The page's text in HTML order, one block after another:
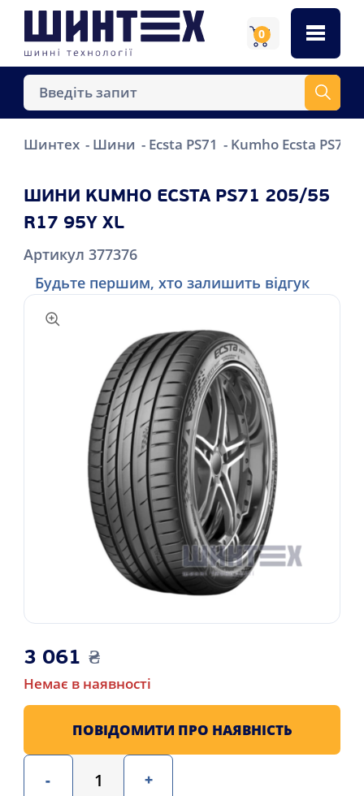
0
Шинтех Шини Ecsta PS71 Kumho Ecsta PS71
ШИНИ KUMHO ECSTA PS71 205/55
R17 95Y XL
Артикул 377376
Будьте першим, хто залишить відгук
3 061 ₴
Немає в наявності
- +
ПОВІДОМИТИ ПРО НАЯВНІСТЬ